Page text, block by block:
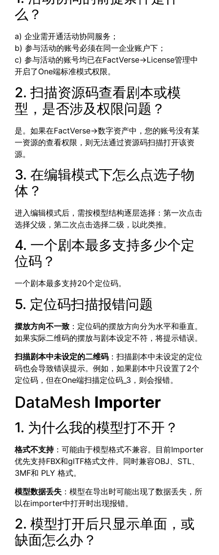
么？
a) 企业需开通活动协同服务；
b) 参与活动的账号必须在同一企业账户下；
c) 参与活动的账号均已在FactVerse->License管理中
开启了One端标准模式权限。
2. 扫描资源码查看剧本或模
型，是否涉及权限问题？
是。如果在FactVerse->数字资产中，您的账号没有某
一资源的查看权限，则无法通过资源码扫描打开该资
源。
3. 在编辑模式下怎么点选子物
体？
进入编辑模式后，需按模型结构逐层选择：第一次点击
选择父级，第二次点击选择二级，以此类推。
4. 一个剧本最多支持多少个定
位码？
一个剧本最多支持20个定位码。
5. 定位码扫描报错问题
摆放方向不一致 ：定位码的摆放方向分为水平和垂直。
如果实际二维码的摆放与剧本设定不符，将提示错误。
扫描剧本中未设定的二维码 ：扫描剧本中未设定的定位
码也会导致错误提示。例如，如果剧本中只设置了2个
定位码，但在One端扫描定位码_3，则会报错。
DataMesh Importer
1. 为什么我的模型打不开？
格式不支持：可能由于模型格式不兼容。目前Importer
优先支持FBX和glTF格式文件。同时兼容OBJ、STL、
3MF和 PLY 格式。
模型数据丢失 ：模型在导出时可能出现了数据丢失，所
以在importer中打开时出现报错。
2. 模型打开后只显示单面，或
缺面怎么办？